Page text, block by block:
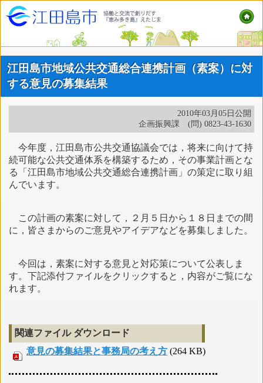
江田島市地域公共交通総合連携計画（素案）に対
する意見の募集結果
2010年03月05日公開
企画振興課 (問) 0823-43-1630
今年度，江田島市公共交通協議会では，将来に向けて持
続可能な公共交通体系を構築するため，その事業計画とな
る「江田島市地域公共交通総合連携計画」の策定に取り組
んでいます。
この計画の素案に対して，２月５日から１８日までの間
に，皆さまからのご意見やアイデアなどを募集しました。
今回は，素案に対する意見と対応策について公表しま
す。下記添付ファイルをクリックすると，内容がご覧にな
れます。
関連ファイル ダウンロード
意見の募集結果と事務局の考え方 (264 KB)